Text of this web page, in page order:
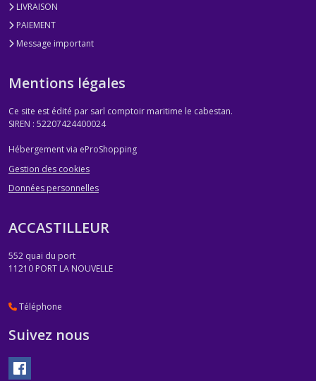
LIVRAISON
PAIEMENT
Message important
Mentions légales
Ce site est édité par sarl comptoir maritime le cabestan.
SIREN : 52207424400024
Hébergement via eProShopping
Gestion des cookies
Données personnelles
ACCASTILLEUR
552 quai du port
11210 PORT LA NOUVELLE
Téléphone
Suivez nous